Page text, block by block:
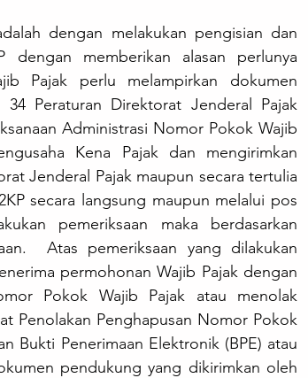
dengan melakukan pengisian dan
dengan memberikan alasan perlunya
Pajak perlu melampirkan dokumen
Peraturan Direktorat Jenderal Pajak
Administrasi Nomor Pokok Wajib
Kena Pajak dan mengirimkan
Jenderal Pajak maupun secara tertulia
secara langsung maupun melalui pos
pemeriksaan maka berdasarkan
Atas pemeriksaan yang dilakukan
permohonan Wajib Pajak dengan
Pokok Wajib Pajak atau menolak
Penolakan Penghapusan Nomor Pokok
Bukti Penerimaan Elektronik (BPE) atau
pendukung yang dikirimkan oleh